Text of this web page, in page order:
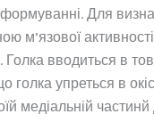
Для
вводиться в
упреться в
медіальній